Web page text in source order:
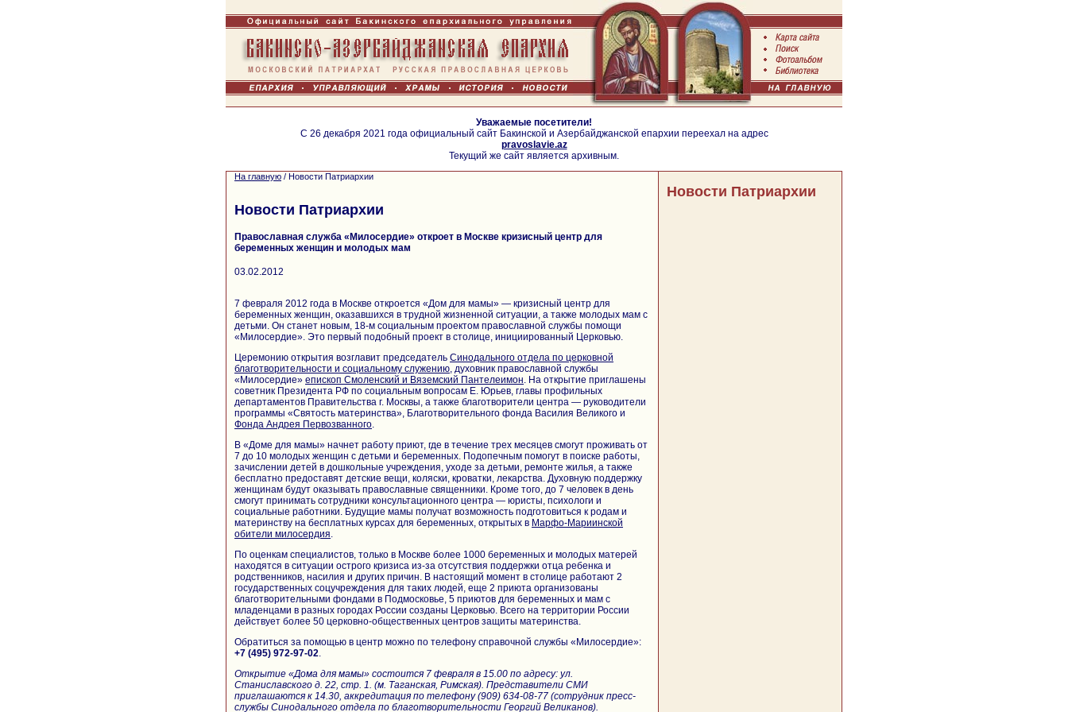
Уважаемые посетители!
С 26 декабря 2021 года официальный сайт Бакинской и Азербайджанской епархии переехал на адрес
pravoslavie.az
Текущий же сайт является архивным.
На главную / Новости Патриархии
Новости Патриархии
Православная служба «Милосердие» откроет в Москве кризисный центр для
беременных женщин и молодых мам
03.02.2012
7 февраля 2012 года в Москве откроется «Дом для мамы» — кризисный центр для
беременных женщин, оказавшихся в трудной жизненной ситуации, а также молодых мам с
детьми. Он станет новым, 18-м социальным проектом православной службы помощи
«Милосердие». Это первый подобный проект в столице, инициированный Церковью.
Церемонию открытия возглавит председатель Синодального отдела по церковной
благотворительности и социальному служению, духовник православной службы
«Милосердие» епископ Смоленский и Вяземский Пантелеимон. На открытие приглашены
советник Президента РФ по социальным вопросам Е. Юрьев, главы профильных
департаментов Правительства г. Москвы, а также благотворители центра — руководители
программы «Святость материнства», Благотворительного фонда Василия Великого и
Фонда Андрея Первозванного.
В «Доме для мамы» начнет работу приют, где в течение трех месяцев смогут проживать от
7 до 10 молодых женщин с детьми и беременных. Подопечным помогут в поиске работы,
зачислении детей в дошкольные учреждения, уходе за детьми, ремонте жилья, а также
бесплатно предоставят детские вещи, коляски, кроватки, лекарства. Духовную поддержку
женщинам будут оказывать православные священники. Кроме того, до 7 человек в день
смогут принимать сотрудники консультационного центра — юристы, психологи и
социальные работники. Будущие мамы получат возможность подготовиться к родам и
материнству на бесплатных курсах для беременных, открытых в Марфо-Мариинской
обители милосердия.
По оценкам специалистов, только в Москве более 1000 беременных и молодых матерей
находятся в ситуации острого кризиса из-за отсутствия поддержки отца ребенка и
родственников, насилия и других причин. В настоящий момент в столице работают 2
государственных соцучреждения для таких людей, еще 2 приюта организованы
благотворительными фондами в Подмосковье, 5 приютов для беременных и мам с
младенцами в разных городах России созданы Церковью. Всего на территории России
действует более 50 церковно-общественных центров защиты материнства.
Обратиться за помощью в центр можно по телефону справочной службы «Милосердие»:
+7 (495) 972-97-02.
Открытие «Дома для мамы» состоится 7 февраля в 15.00 по адресу: ул.
Станиславского д. 22, стр. 1. (м. Таганская, Римская). Представители СМИ
приглашаются к 14.30, аккредитация по телефону (909) 634-08-77 (сотрудник пресс-
службы Синодального отдела по благотворительности Георгий Великанов).
Новости Патриархии